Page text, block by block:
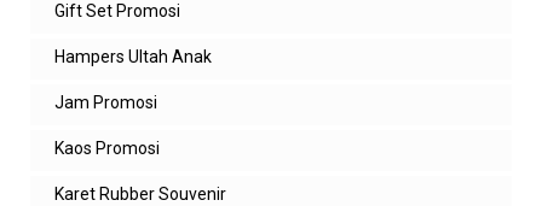
Gift Set Promosi
Hampers Ultah Anak
Jam Promosi
Kaos Promosi
Karet Rubber Souvenir